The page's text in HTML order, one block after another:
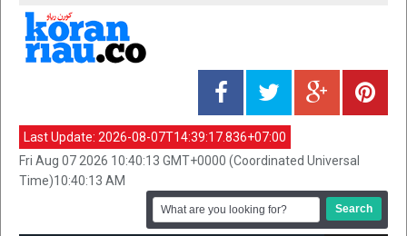
Last Update: 2026-08-07T14:39:17.836+07:00
Fri Aug 07 2026 10:40:13 GMT+0000 (Coordinated Universal
Time)10:40:13 AM